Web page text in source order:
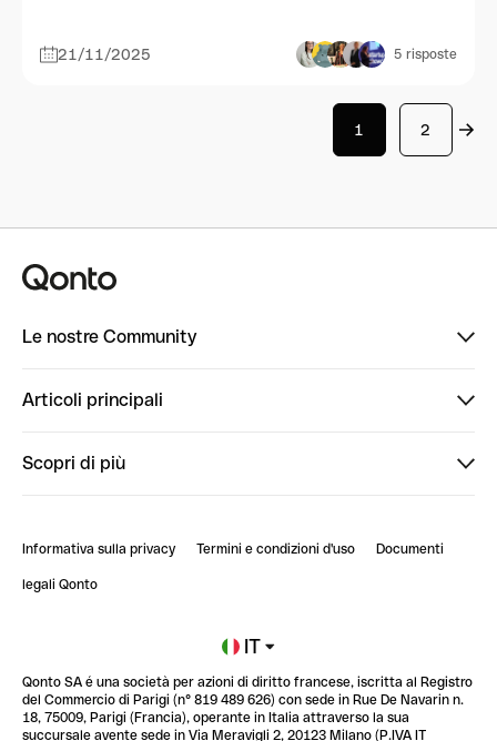
21/11/2025 5 risposte
1 2
Le nostre Community
PowerUp
Articoli principali
StrongHer Mentorship | Notion: come organizzare...
Scopri di più
Blog
Glossario finanziario
Informativa sulla privacy Termini e condizioni d'uso Documenti
legali Qonto
IT
Qonto SA é una società per azioni di diritto francese, iscritta al Registro
del Commercio di Parigi (n° 819 489 626) con sede in Rue De Navarin n.
18, 75009, Parigi (Francia), operante in Italia attraverso la sua
succursale avente sede in Via Meravigli 2, 20123 Milano (P.IVA IT